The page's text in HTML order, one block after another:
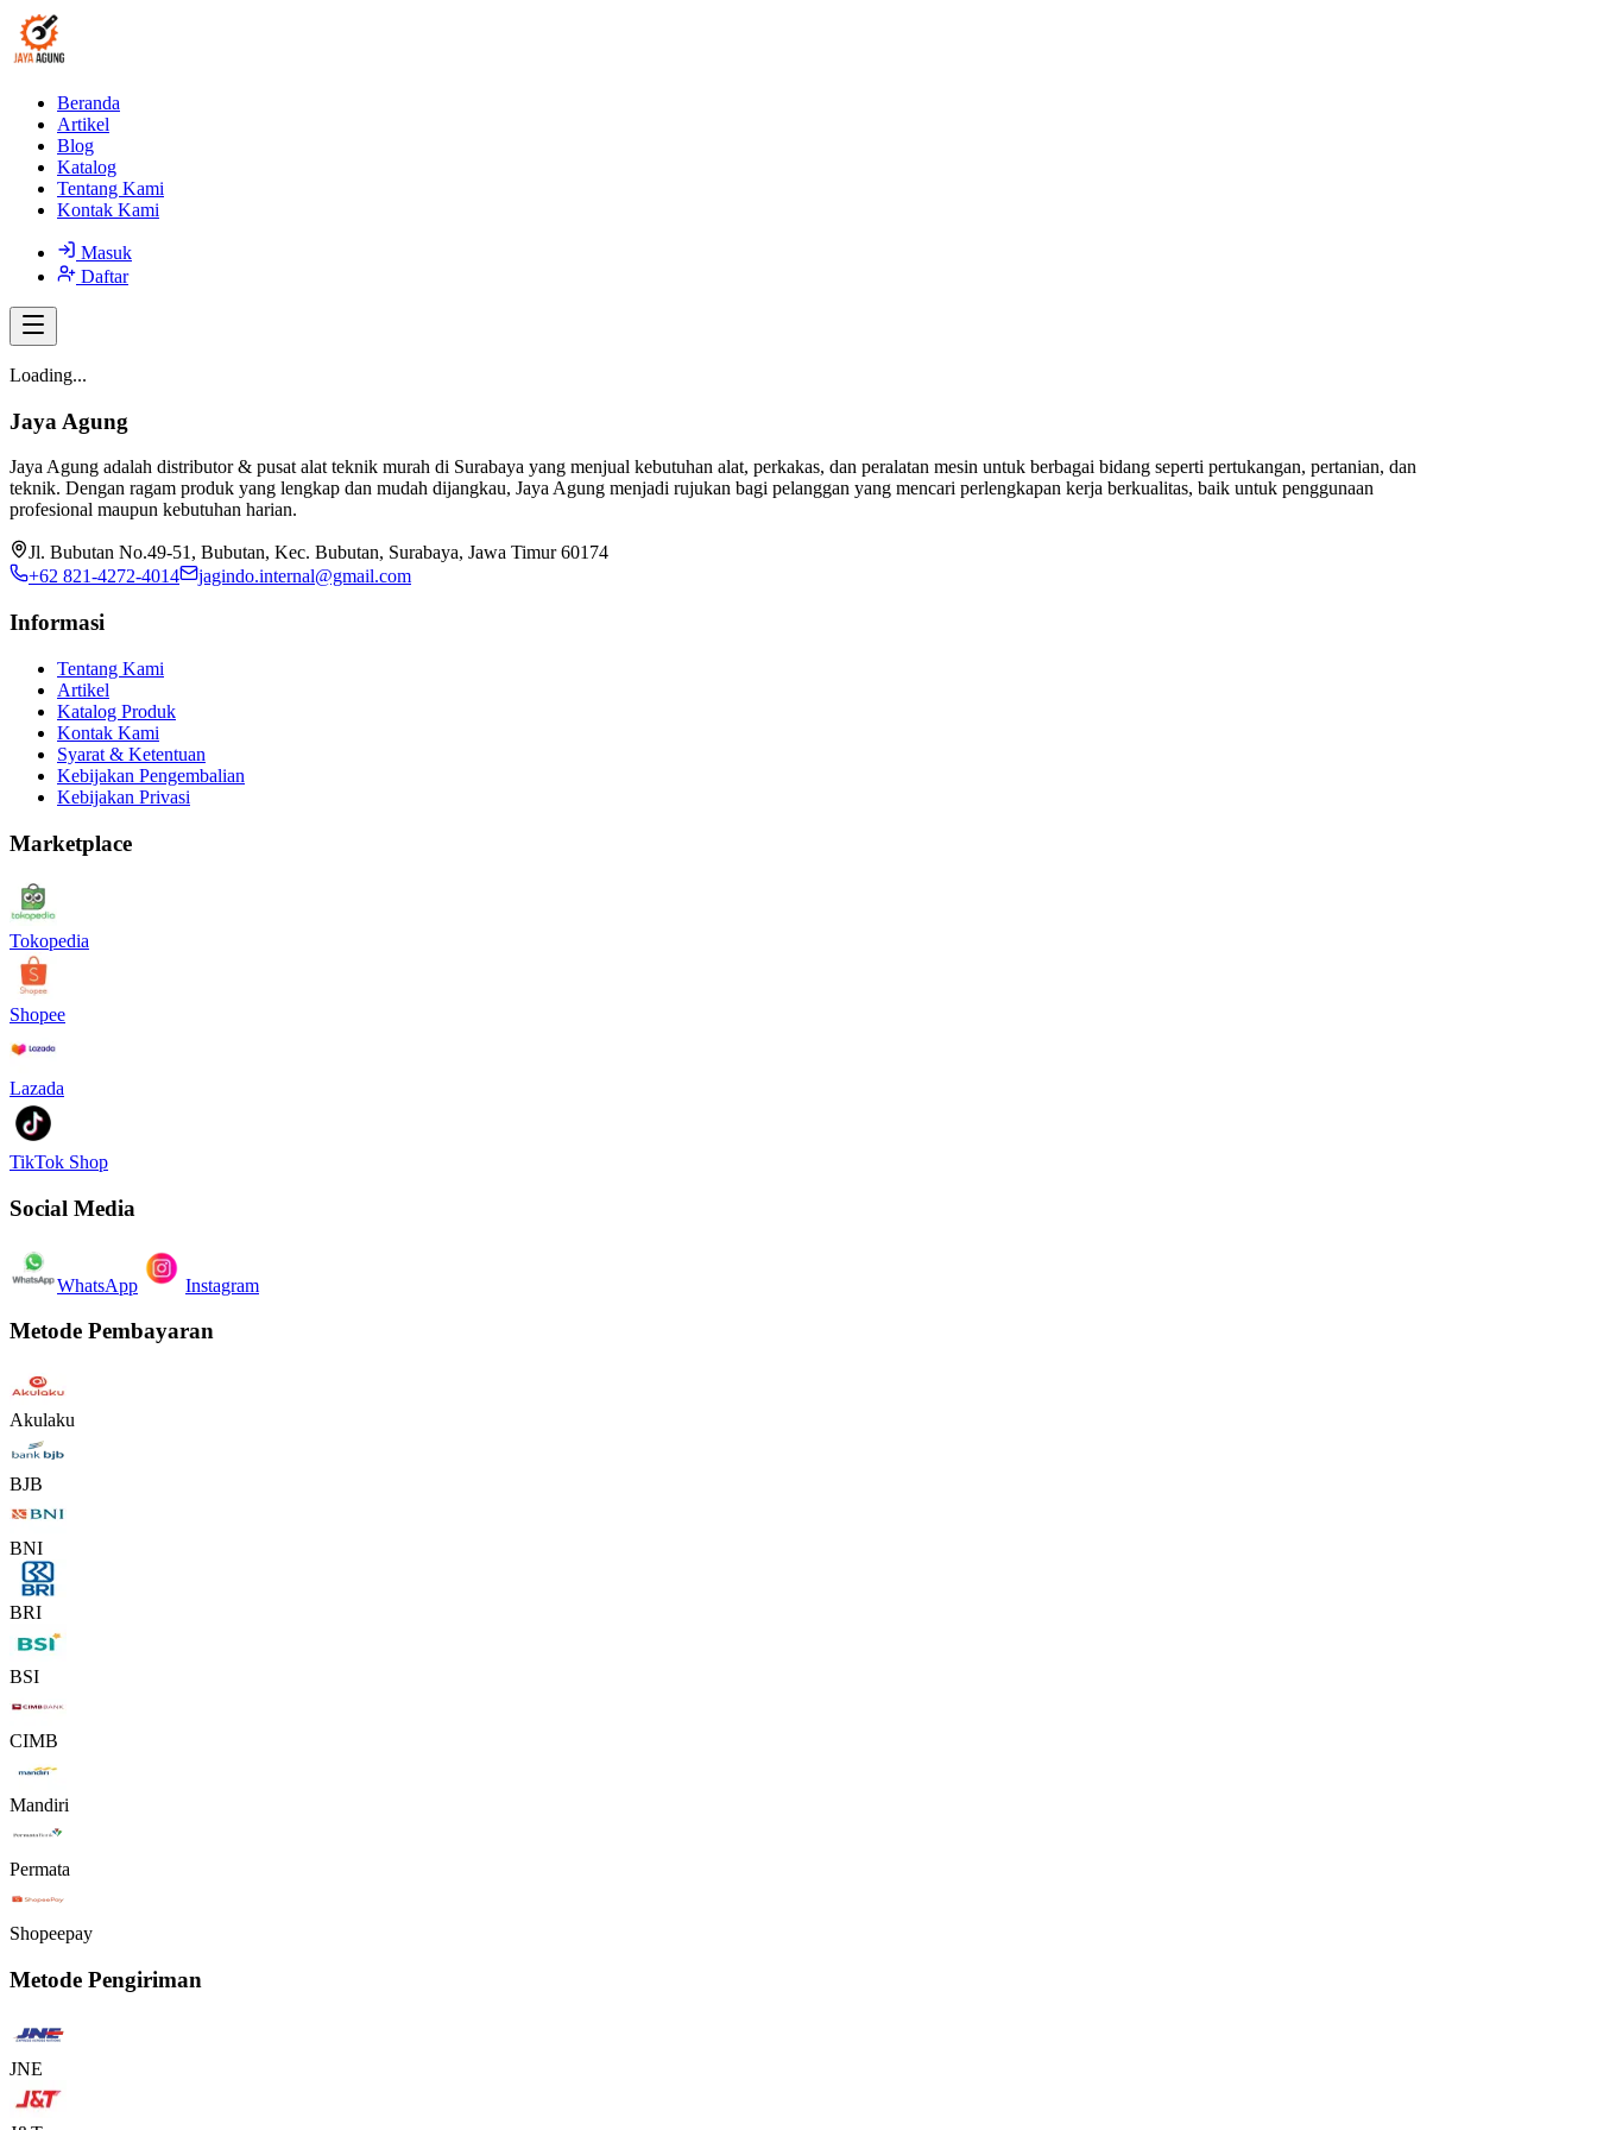
Beranda
Artikel
Blog
Katalog
Tentang Kami
Kontak Kami
Masuk
Daftar
Loading...
Jaya Agung
Jaya Agung adalah distributor & pusat alat teknik murah di Surabaya yang menjual kebutuhan alat, perkakas, dan peralatan mesin untuk berbagai bidang seperti pertukangan, pertanian, dan
teknik. Dengan ragam produk yang lengkap dan mudah dijangkau, Jaya Agung menjadi rujukan bagi pelanggan yang mencari perlengkapan kerja berkualitas, baik untuk penggunaan
profesional maupun kebutuhan harian.
Jl. Bubutan No.49-51, Bubutan, Kec. Bubutan, Surabaya, Jawa Timur 60174
+62 821-4272-4014
jagindo.internal@gmail.com
Informasi
Tentang Kami
Artikel
Katalog Produk
Kontak Kami
Syarat & Ketentuan
Kebijakan Pengembalian
Kebijakan Privasi
Marketplace
Tokopedia
Shopee
Lazada
TikTok Shop
Social Media
WhatsApp Instagram
Metode Pembayaran
Akulaku
BJB
BNI
BRI
BSI
CIMB
Mandiri
Permata
Shopeepay
Metode Pengiriman
JNE